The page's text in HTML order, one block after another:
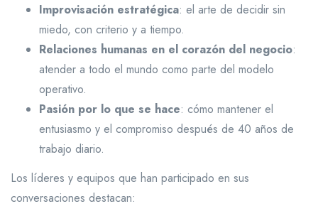
Improvisación estratégica: el arte de decidir sin
miedo, con criterio y a tiempo.
Relaciones humanas en el corazón del negocio:
atender a todo el mundo como parte del modelo
operativo.
Pasión por lo que se hace: cómo mantener el
entusiasmo y el compromiso después de 40 años de
trabajo diario.
Los líderes y equipos que han participado en sus
conversaciones destacan: